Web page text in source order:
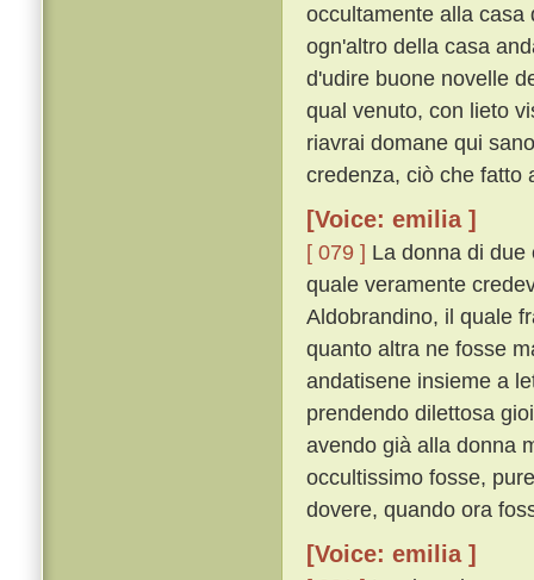
occultamente alla casa
ogn'altro della casa
d'udire buone novelle
qual venuto, con lieto
riavrai domane qui
credenza, ciò che fatto
[Voice: emilia ]
[ 079 ] La donna di
quale veramente
Aldobrandino, il quale
quanto altra ne fosse
andatisene insieme a
prendendo dilettosa
avendo già alla donna
occultissimo fosse,
dovere, quando ora
[Voice: emilia ]